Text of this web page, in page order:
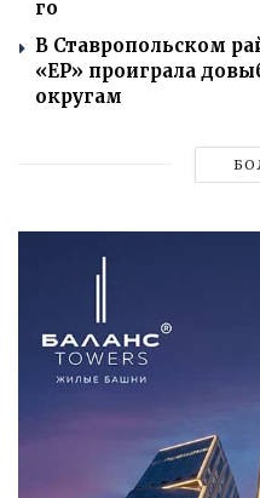
го
В Ставропольском
«ЕР» проиграла
округам